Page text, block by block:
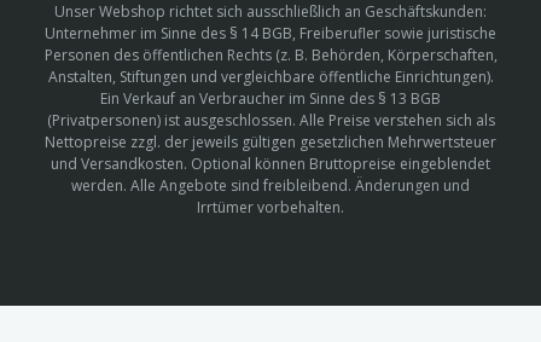
Unser Webshop richtet sich ausschließlich an Geschäftskunden:
Unternehmer im Sinne des § 14 BGB, Freiberufler sowie juristische
Personen des öffentlichen Rechts (z. B. Behörden, Körperschaften,
Anstalten, Stiftungen und vergleichbare öffentliche Einrichtungen).
Ein Verkauf an Verbraucher im Sinne des § 13 BGB
(Privatpersonen) ist ausgeschlossen. Alle Preise verstehen sich als
Nettopreise zzgl. der jeweils gültigen gesetzlichen Mehrwertsteuer
und Versandkosten. Optional können Bruttopreise eingeblendet
werden. Alle Angebote sind freibleibend. Änderungen und
Irrtümer vorbehalten.